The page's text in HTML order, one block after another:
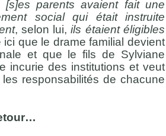
[s]es parents avaient fait une
social qui était instruite
, selon lui,ils étaient éligibles
ici que le drame familial devient
et que le fils de Sylviane
incurie des institutions et veut
responsabilités de chacune